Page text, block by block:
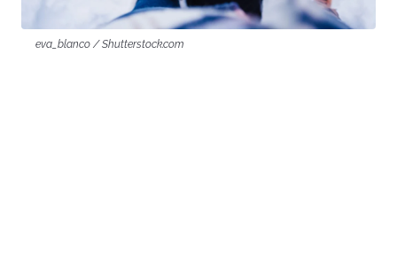
eva_blanco / Shutterstock.com